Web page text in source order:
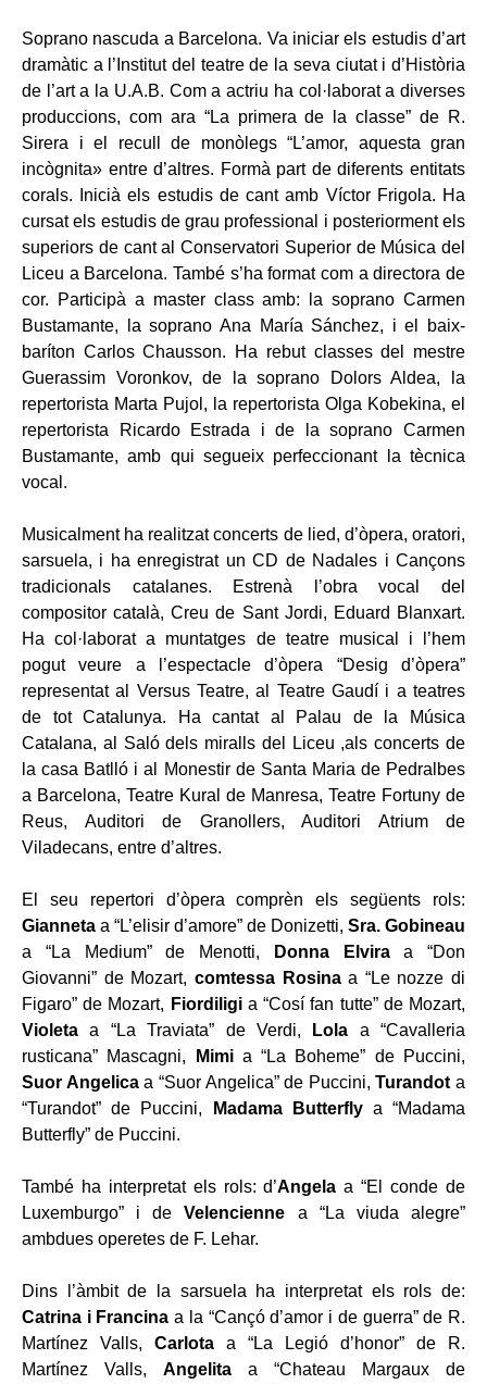
Soprano nascuda a Barcelona. Va iniciar els estudis d’art
dramàtic a l’Institut del teatre de la seva ciutat i d’Història
de l’art a la U.A.B. Com a actriu ha col·laborat a diverses
produccions, com ara “La primera de la classe” de R.
Sirera i el recull de monòlegs “L’amor, aquesta gran
incògnita» entre d’altres. Formà part de diferents entitats
corals. Inicià els estudis de cant amb Víctor Frigola. Ha
cursat els estudis de grau professional i posteriorment els
superiors de cant al Conservatori Superior de Música del
Liceu a Barcelona. També s’ha format com a directora de
cor. Participà a master class amb: la soprano Carmen
Bustamante, la soprano Ana María Sánchez, i el baix-
baríton Carlos Chausson. Ha rebut classes del mestre
Guerassim Voronkov, de la soprano Dolors Aldea, la
repertorista Marta Pujol, la repertorista Olga Kobekina, el
repertorista Ricardo Estrada i de la soprano Carmen
Bustamante, amb qui segueix perfeccionant la tècnica
vocal.
Musicalment ha realitzat concerts de lied, d’òpera, oratori,
sarsuela, i ha enregistrat un CD de Nadales i Cançons
tradicionals catalanes. Estrenà l’obra vocal del
compositor català, Creu de Sant Jordi, Eduard Blanxart.
Ha col·laborat a muntatges de teatre musical i l’hem
pogut veure a l’espectacle d’òpera “Desig d’òpera”
representat al Versus Teatre, al Teatre Gaudí i a teatres
de tot Catalunya. Ha cantat al Palau de la Música
Catalana, al Saló dels miralls del Liceu ,als concerts de
la casa Batlló i al Monestir de Santa Maria de Pedralbes
a Barcelona, Teatre Kural de Manresa, Teatre Fortuny de
Reus, Auditori de Granollers, Auditori Atrium de
Viladecans, entre d’altres.
El seu repertori d’òpera comprèn els següents rols:
Gianneta a “L’elisir d’amore” de Donizetti, Sra. Gobineau
a “La Medium” de Menotti,
Donna Elviraa “Don
Giovanni” de Mozart, comtessa Rosinaa “Le nozze di
Figaro” de Mozart, Fiordiligi a “Cosí fan tutte” de Mozart,
Violetaa “La Traviata” de Verdi, Lola a “Cavalleria
rusticana” Mascagni,
Mimi a “La Boheme” de Puccini,
Suor Angelicaa “Suor Angelica” de Puccini,Turandot a
“Turandot” de Puccini,
Madama Butterfly a “Madama
Butterfly” de Puccini.
També ha interpretat els rols: d’Angelaa “El conde de
Luxemburgo” i deVelencienne a “La viuda alegre”
ambdues operetes de F. Lehar.
Dins l’àmbit de la sarsuela ha interpretat els rols de:
Catrina i Francinaa la “Cançó d’amor i de guerra” de R.
Martínez Valls, Carlota a “La Legió d’honor” de R.
Martínez Valls, Angelita a “Chateau Margaux de